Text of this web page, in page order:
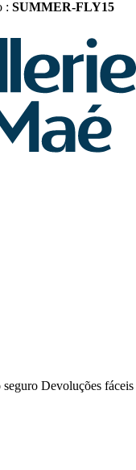
: SUMMER-FLY15
seguro Devoluções fáceis